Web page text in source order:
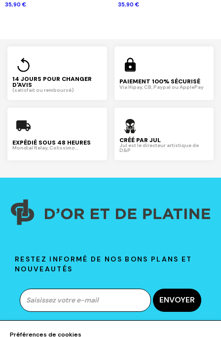
35,90 €
35,90 €
14 JOURS POUR CHANGER
D'AVIS
(satisfait ou remboursé)
PAIEMENT 100% SÉCURISÉ
Via Hipay, CB, Paypal ou ApplePay
EXPÉDIÉ SOUS 48 HEURES
Mondial Relay, Colissimo...
CRÉÉ PAR JUL
Jul est le directeur artistique de
D&P
RESTEZ INFORMÉ DE NOS BONS PLANS ET
NOUVEAUTÉS
ENVOYER
Préférences de cookies